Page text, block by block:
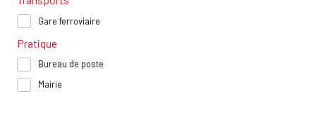
Gare ferroviaire
Pratique
Bureau de poste
Mairie